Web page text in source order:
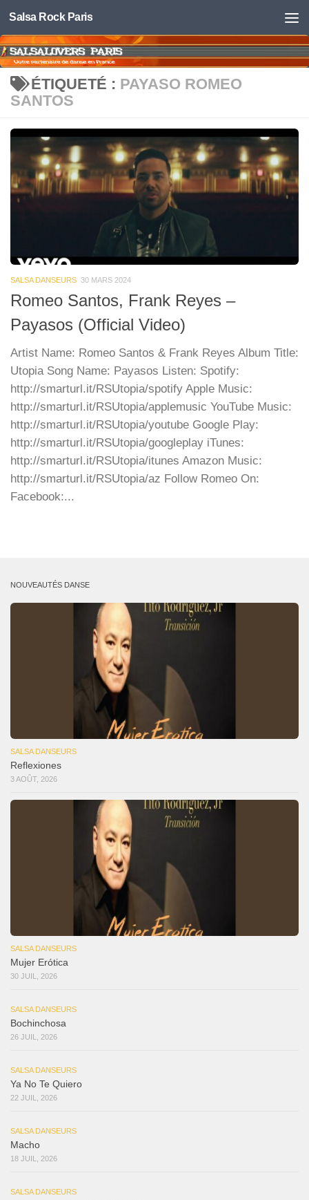
Skip to content
Salsa Rock Paris
ÉTIQUETÉ : PAYASO ROMEO
SANTOS
SALSA DANSEURS 30 MARS 2024
Romeo Santos, Frank Reyes –
Payasos (Official Video)
Artist Name: Romeo Santos & Frank Reyes Album Title:
Utopia Song Name: Payasos Listen: Spotify:
http://smarturl.it/RSUtopia/spotify Apple Music:
http://smarturl.it/RSUtopia/applemusic YouTube Music:
http://smarturl.it/RSUtopia/youtube Google Play:
http://smarturl.it/RSUtopia/googleplay iTunes:
http://smarturl.it/RSUtopia/itunes Amazon Music:
http://smarturl.it/RSUtopia/az Follow Romeo On:
Facebook:...
NOUVEAUTÉS DANSE
SALSA DANSEURS
Reflexiones
3 AOÛT, 2026
SALSA DANSEURS
Mujer Erótica
30 JUIL, 2026
SALSA DANSEURS
Bochinchosa
26 JUIL, 2026
SALSA DANSEURS
Ya No Te Quiero
22 JUIL, 2026
SALSA DANSEURS
Macho
18 JUIL, 2026
SALSA DANSEURS